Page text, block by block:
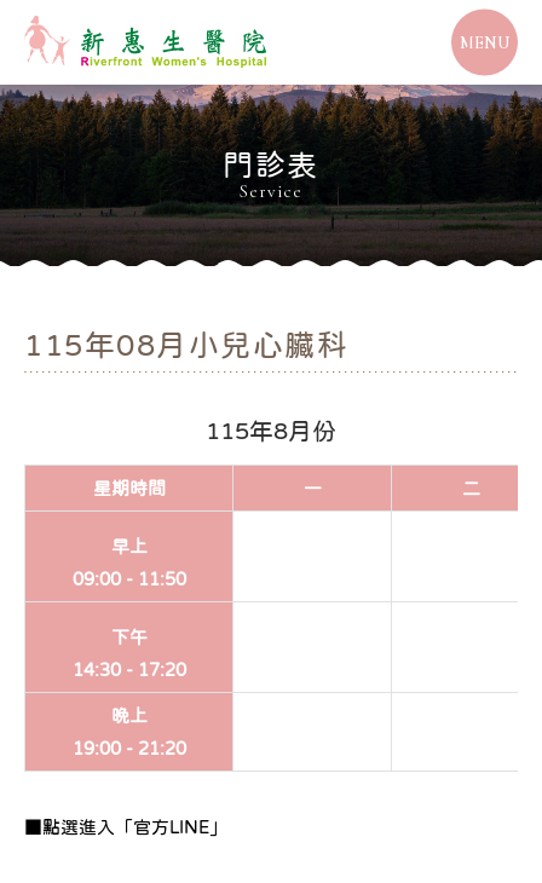
門診表
Service
115年08月小兒心臟科
115年8月份
星期 時間 一 二
早上
09:00 - 11:50
下午
14:30 - 17:20
晚上
19:00 - 21:20
■點選進入「官方LINE」
MENU